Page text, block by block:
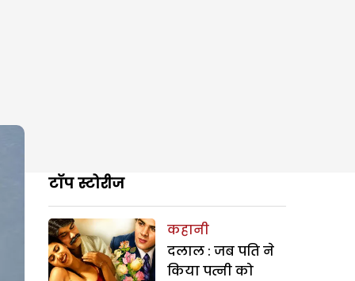
टॉप स्टोरीज
कहानी
दलाल : जब पति ने
किया पत्नी को